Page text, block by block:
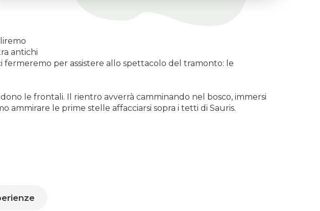
antichi
fermeremo per assistere allo spettacolo del tramonto: le
le frontali. Il rientro avverrà camminando nel bosco, immersi
ammirare le prime stelle affacciarsi sopra i tetti di Sauris.